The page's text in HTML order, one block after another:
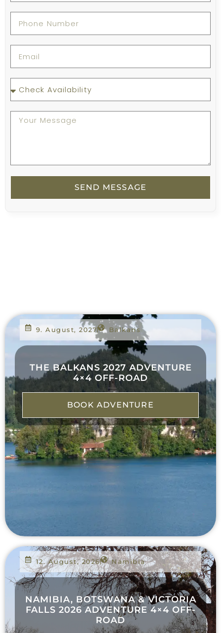
SEND MESSAGE
9. August, 2027 Balkans
THE BALKANS 2027 ADVENTURE
4×4 OFF-ROAD
BOOK ADVENTURE
12. August, 2026 Namibia
NAMIBIA, BOTSWANA & VICTORIA
FALLS 2026 ADVENTURE 4×4 OFF-
ROAD